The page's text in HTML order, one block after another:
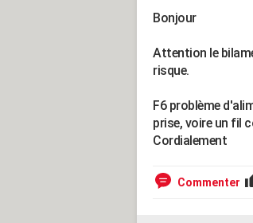
Bonjour
Attention le
risque.
F6 problème
prise, voire un fil
Cordialement
Commenter